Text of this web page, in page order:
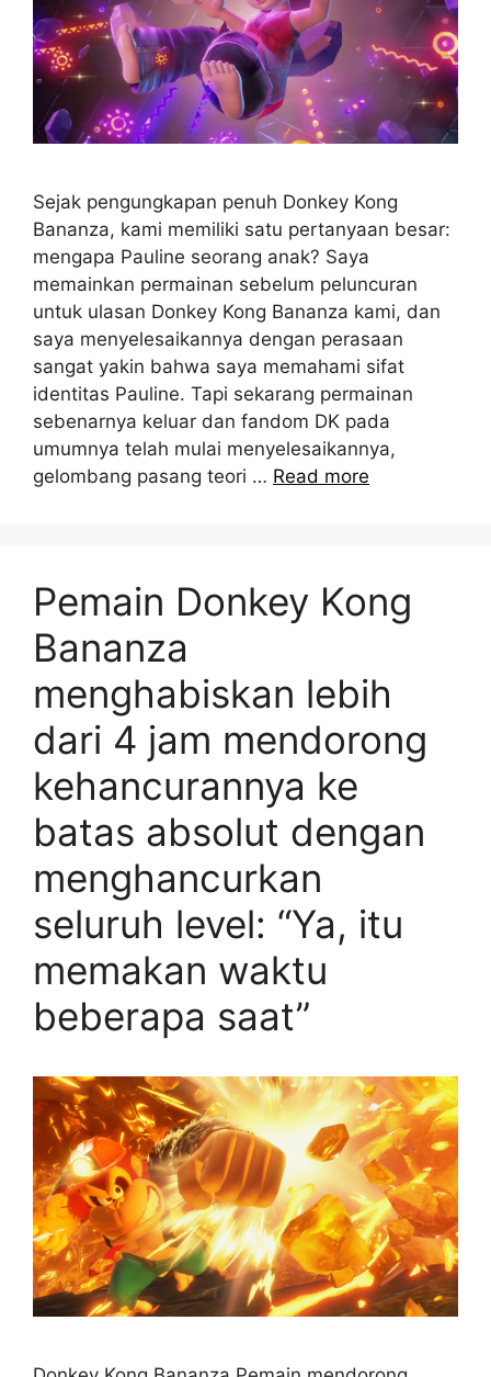
Sejak pengungkapan penuh Donkey Kong
Bananza, kami memiliki satu pertanyaan besar:
mengapa Pauline seorang anak? Saya
memainkan permainan sebelum peluncuran
untuk ulasan Donkey Kong Bananza kami, dan
saya menyelesaikannya dengan perasaan
sangat yakin bahwa saya memahami sifat
identitas Pauline. Tapi sekarang permainan
sebenarnya keluar dan fandom DK pada
umumnya telah mulai menyelesaikannya,
gelombang pasang teori … Read more
Pemain Donkey Kong
Bananza
menghabiskan lebih
dari 4 jam mendorong
kehancurannya ke
batas absolut dengan
menghancurkan
seluruh level: “Ya, itu
memakan waktu
beberapa saat”